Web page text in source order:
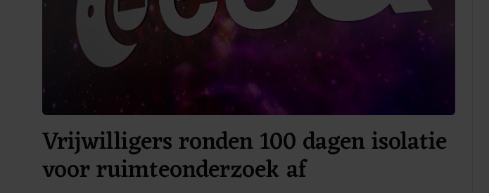
Vrijwilligers ronden 100 dagen isolatie
voor ruimteonderzoek af